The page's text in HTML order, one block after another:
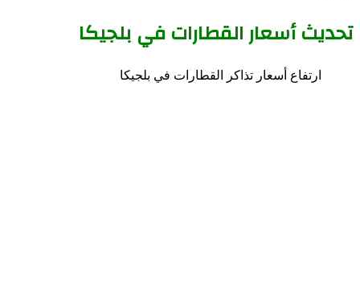
تحديث أسعار القطارات في بلجيكا
ارتفاع أسعار تذاكر القطارات في بلجيكا